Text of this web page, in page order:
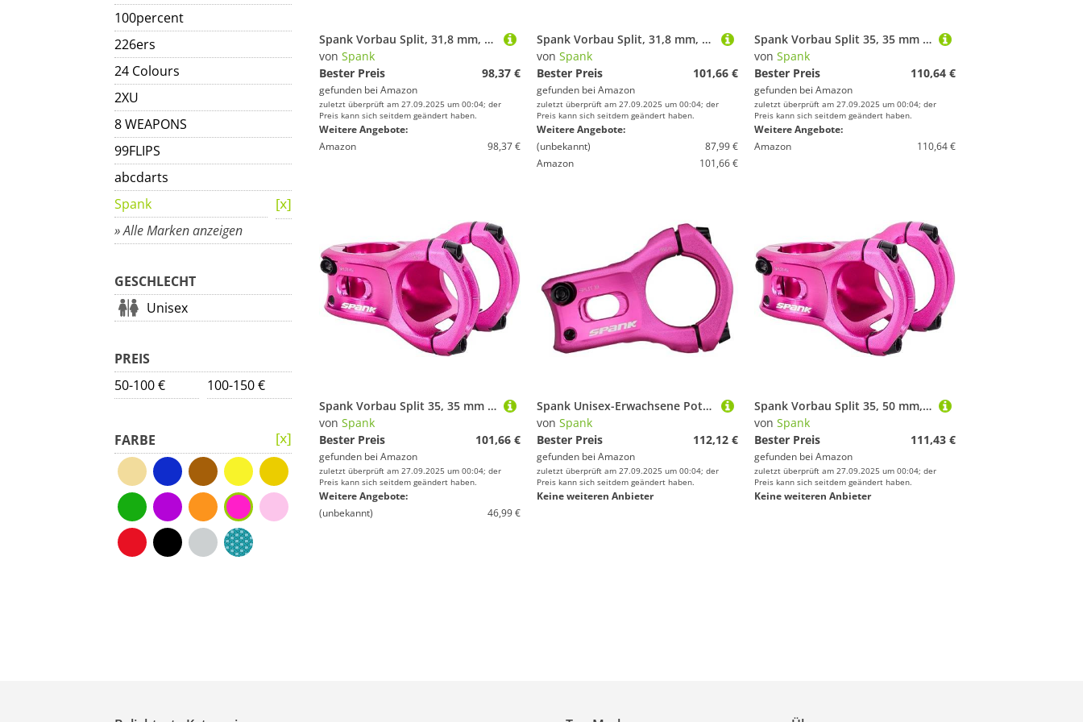
100percent
226ers
24 Colours
2XU
8 WEAPONS
99FLIPS
abcdarts
Spank
» Alle Marken anzeigen
GESCHLECHT
Unisex
PREIS
50-100 €
100-150 €
FARBE
Spank Vorbau Split, 31,8 mm, 38 mm, Pink für Erwachsene, Unisex
von Spank
Bester Preis
98,37 €
gefunden bei Amazon
zuletzt überprüft am 27.09.2025 um 00:04; der
Preis kann sich seitdem geändert haben.
Weitere Angebote:
Amazon
98,37 €
Spank Vorbau Split, 31,8 mm, 48 mm, Pink, Unisex
von Spank
Bester Preis
101,66 €
gefunden bei Amazon
zuletzt überprüft am 27.09.2025 um 00:04; der
Preis kann sich seitdem geändert haben.
Weitere Angebote:
(unbekannt)
87,99 €
Amazon
101,66 €
Spank Vorbau Split 35, 35 mm Pink Fahrrad Erwachsene Unisex
von Spank
Bester Preis
110,64 €
gefunden bei Amazon
zuletzt überprüft am 27.09.2025 um 00:04; der
Preis kann sich seitdem geändert haben.
Weitere Angebote:
Amazon
110,64 €
Spank Vorbau Split 35, 35 mm 45 mm Pink Fahrrad Erwachsene Unisex
von Spank
Bester Preis
101,66 €
gefunden bei Amazon
zuletzt überprüft am 27.09.2025 um 00:04; der
Preis kann sich seitdem geändert haben.
Weitere Angebote:
(unbekannt)
46,99 €
Spank Unisex-Erwachsene Potence Split, 31.8mm 33mm Pink Fahrradvorbau
von Spank
Bester Preis
112,12 €
gefunden bei Amazon
zuletzt überprüft am 27.09.2025 um 00:04; der
Preis kann sich seitdem geändert haben.
Keine weiteren Anbieter
Spank Vorbau Split 35, 50 mm, Pink, für Erwachsene, Unisex
von Spank
Bester Preis
111,43 €
gefunden bei Amazon
zuletzt überprüft am 27.09.2025 um 00:04; der
Preis kann sich seitdem geändert haben.
Keine weiteren Anbieter